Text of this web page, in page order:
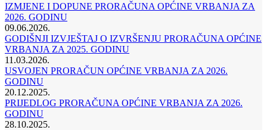
IZMJENE I DOPUNE PRORAČUNA OPĆINE VRBANJA ZA
2026. GODINU
09.06.2026.
GODIŠNJI IZVJEŠTAJ O IZVRŠENJU PRORAČUNA OPĆINE
VRBANJA ZA 2025. GODINU
11.03.2026.
USVOJEN PRORAČUN OPĆINE VRBANJA ZA 2026.
GODINU
20.12.2025.
PRIJEDLOG PRORAČUNA OPĆINE VRBANJA ZA 2026.
GODINU
28.10.2025.